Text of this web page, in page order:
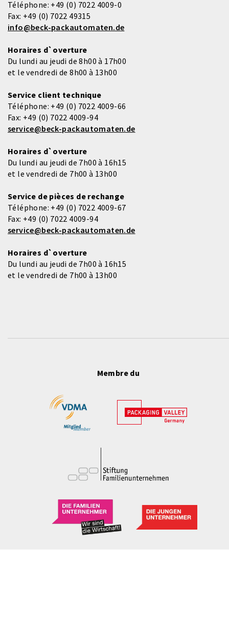
Téléphone: +49 (0) 7022 4009-0
Fax: +49 (0) 7022 49315
info@beck-packautomaten.de
Horaires d`overture
Du lundi au jeudi de 8h00 à 17h00
et le vendredi de 8h00 à 13h00
Service client technique
Téléphone: +49 (0) 7022 4009-66
Fax: +49 (0) 7022 4009-94
service@beck-packautomaten.de
Horaires d`overture
Du lundi au jeudi de 7h00 à 16h15
et le vendredi de 7h00 à 13h00
Service de pièces de rechange
Téléphone: +49 (0) 7022 4009-67
Fax: +49 (0) 7022 4009-94
service@beck-packautomaten.de
Horaires d`overture
Du lundi au jeudi de 7h00 à 16h15
et le vendredi de 7h00 à 13h00
Membre du